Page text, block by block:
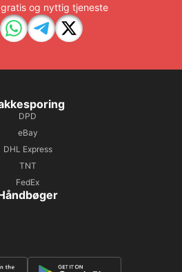
og nyttig tjeneste
DPD
eBay
DHL Express
TNT
FedEx